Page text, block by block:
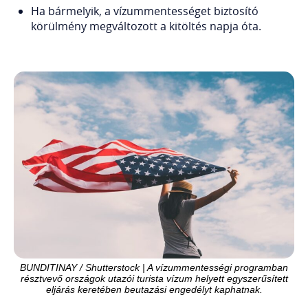
Ha bármelyik, a vízummentességet biztosító
körülmény megváltozott a kitöltés napja óta.
BUNDITINAY / Shutterstock | A vízummentességi programban
résztvevő országok utazói turista vízum helyett egyszerűsített
eljárás keretében beutazási engedélyt kaphatnak.